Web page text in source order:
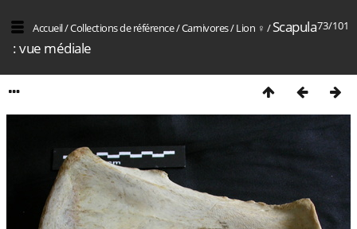
73/101
Accueil/Collections de référence/Carnivores/Lion ♀ /Scapula
: vue médiale